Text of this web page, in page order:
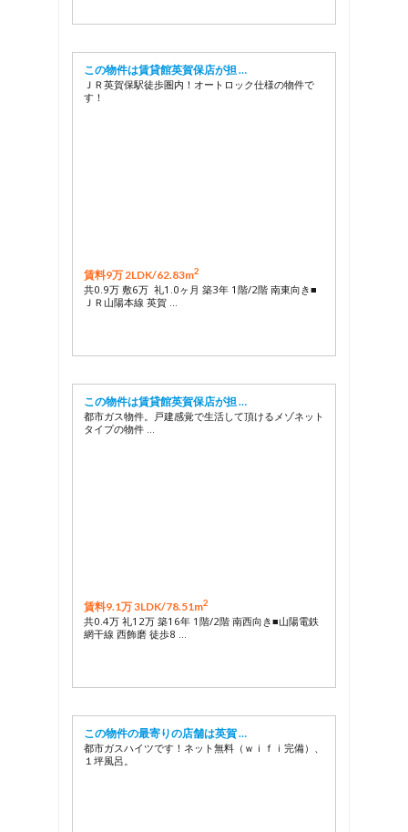
この物件は賃貸館英賀保店が担 …
ＪＲ英賀保駅徒歩圏内！オートロック仕様の物件で
す！
賃料9万 2LDK/62.83m2
共0.9万 敷6万 礼1.0ヶ月 築3年 1階/2階 南東向き■
ＪＲ山陽本線 英賀 …
この物件は賃貸館英賀保店が担 …
都市ガス物件。戸建感覚で生活して頂けるメゾネット
タイプの物件 …
賃料9.1万 3LDK/78.51m2
共0.4万 礼12万 築16年 1階/2階 南西向き■山陽電鉄
網干線 西飾磨 徒歩8 …
この物件の最寄りの店舗は英賀 …
都市ガスハイツです！ネット無料（ｗｉｆｉ完備）、
１坪風呂。